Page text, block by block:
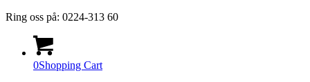
Ring oss på: 0224-313 60
0Shopping Cart